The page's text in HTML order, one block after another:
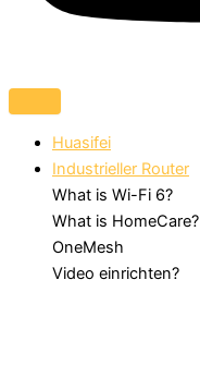
Huasifei
Industrieller Router
What is Wi-Fi 6?
What is HomeCare?
OneMesh
Video einrichten?